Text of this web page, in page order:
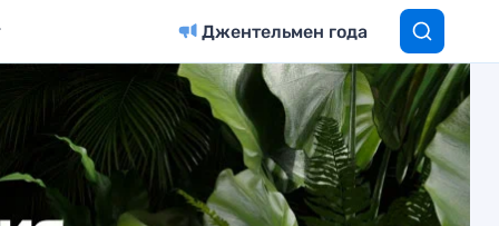
Джентельмен года